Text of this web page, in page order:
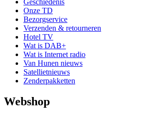
Geschiedenis
Onze TD
Bezorgservice
Verzenden & retourneren
Hotel TV
Wat is DAB+
Wat is Internet radio
Van Hunen nieuws
Satellietnieuws
Zenderpakketten
Webshop